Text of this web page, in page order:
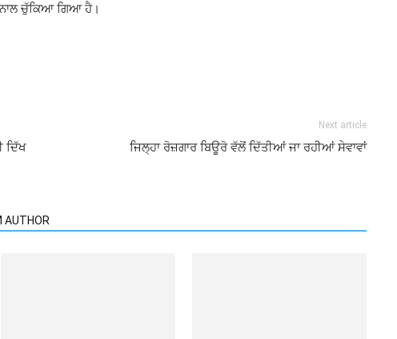
ਚੁੱਕਿਆ ਗਿਆ ਹੈ।
ਦਿੱਖ
Next article
ਜਿਲ੍ਹਾ ਰੋਜ਼ਗਾਰ ਬਿਊਰੋ ਵੱਲੋਂ ਦਿੱਤੀਆਂ ਜਾ ਰਹੀਆਂ ਸੇਵਾਵਾਂ
AUTHOR